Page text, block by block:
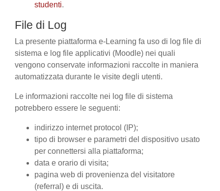
studenti.
File di Log
La presente piattaforma e-Learning fa uso di log file di
sistema e log file applicativi (Moodle) nei quali
vengono conservate informazioni raccolte in maniera
automatizzata durante le visite degli utenti.
Le informazioni raccolte nei log file di sistema
potrebbero essere le seguenti:
indirizzo internet protocol (IP);
tipo di browser e parametri del dispositivo usato
per connettersi alla piattaforma;
data e orario di visita;
pagina web di provenienza del visitatore
(referral) e di uscita.